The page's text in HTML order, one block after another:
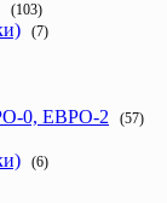
(103)
(7)
0, ЕВРО-2 (57)
(6)